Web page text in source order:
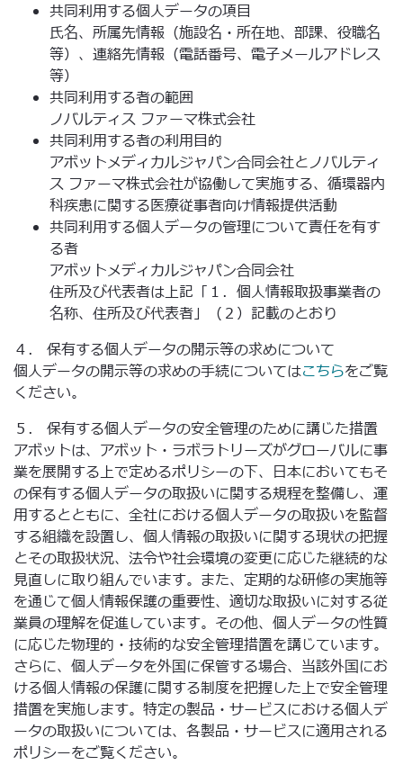
共同利用する個人データの項目
氏名、所属先情報（施設名・所在地、部課、役職名
等）、連絡先情報（電話番号、電子メールアドレス
等）
共同利用する者の範囲
ノバルティス ファーマ株式会社
共同利用する者の利用目的
アボットメディカルジャパン合同会社とノバルティ
ス ファーマ株式会社が協働して実施する、循環器内
科疾患に関する医療従事者向け情報提供活動
共同利用する個人データの管理について責任を有す
る者
アボットメディカルジャパン合同会社
住所及び代表者は上記「１．個人情報取扱事業者の
名称、住所及び代表者」（２）記載のとおり
４． 保有する個人データの開示等の求めについて
個人データの開示等の求めの手続についてはこちらをご覧
ください。
５． 保有する個人データの安全管理のために講じた措置
アボットは、アボット・ラボラトリーズがグローバルに事
業を展開する上で定めるポリシーの下、日本においてもそ
の保有する個人データの取扱いに関する規程を整備し、運
用するとともに、全社における個人データの取扱いを監督
する組織を設置し、個人情報の取扱いに関する現状の把握
とその取扱状況、法令や社会環境の変更に応じた継続的な
見直しに取り組んでいます。また、定期的な研修の実施等
を通じて個人情報保護の重要性、適切な取扱いに対する従
業員の理解を促進しています。その他、個人データの性質
に応じた物理的・技術的な安全管理措置を講じています。
さらに、個人データを外国に保管する場合、当該外国にお
ける個人情報の保護に関する制度を把握した上で安全管理
措置を実施します。特定の製品・サービスにおける個人デ
ータの取扱いについては、各製品・サービスに適用される
ポリシーをご覧ください。